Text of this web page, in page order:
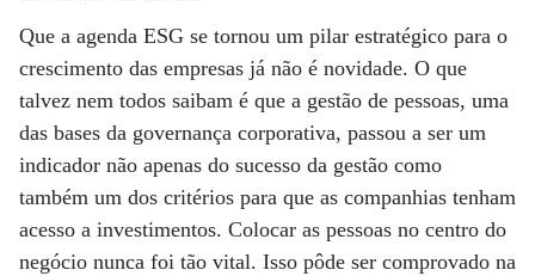
Que a agenda ESG se tornou um pilar estratégico para o
crescimento das empresas já não é novidade. O que
talvez nem todos saibam é que a gestão de pessoas, uma
das bases da governança corporativa, passou a ser um
indicador não apenas do sucesso da gestão como
também um dos critérios para que as companhias tenham
acesso a investimentos. Colocar as pessoas no centro do
negócio nunca foi tão vital. Isso pôde ser comprovado na